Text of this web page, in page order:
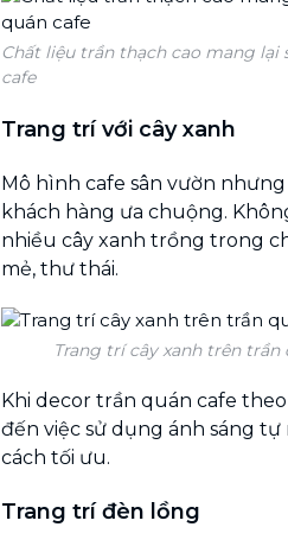
Chất liệu trần thạch cao mang
cafe
Trang trí với cây xanh
Mô hình cafe sân vườn
khách hàng ưa chuộng.
nhiều cây xanh trồng trong
mẻ, thư thái.
Trang trí cây xanh trên
Khi decor trần quán cafe
đến việc sử dụng ánh sáng
cách tối ưu.
Trang trí đèn lồng